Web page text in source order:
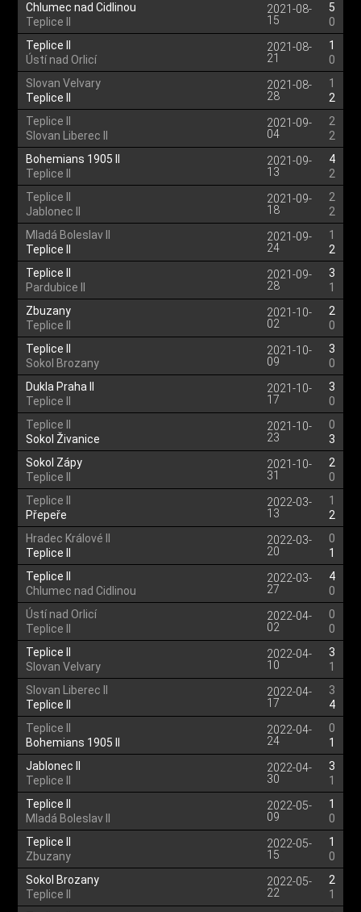
Chlumec nad Cidlinou
Teplice II
2021-08-
15
5
0
Teplice II
Ústí nad Orlicí
2021-08-
21
1
0
Slovan Velvary
Teplice II
2021-08-
28
1
2
Teplice II
Slovan Liberec II
2021-09-
04
2
2
Bohemians 1905 II
Teplice II
2021-09-
13
4
2
Teplice II
Jablonec II
2021-09-
18
2
2
Mladá Boleslav II
Teplice II
2021-09-
24
1
2
Teplice II
Pardubice II
2021-09-
28
3
1
Zbuzany
Teplice II
2021-10-
02
2
0
Teplice II
Sokol Brozany
2021-10-
09
3
0
Dukla Praha II
Teplice II
2021-10-
17
3
0
Teplice II
Sokol Živanice
2021-10-
23
0
3
Sokol Zápy
Teplice II
2021-10-
31
2
0
Teplice II
Přepeře
2022-03-
13
1
2
Hradec Králové II
Teplice II
2022-03-
20
0
1
Teplice II
Chlumec nad Cidlinou
2022-03-
27
4
0
Ústí nad Orlicí
Teplice II
2022-04-
02
0
0
Teplice II
Slovan Velvary
2022-04-
10
3
1
Slovan Liberec II
Teplice II
2022-04-
17
3
4
Teplice II
Bohemians 1905 II
2022-04-
24
0
1
Jablonec II
Teplice II
2022-04-
30
3
1
Teplice II
Mladá Boleslav II
2022-05-
09
1
0
Teplice II
Zbuzany
2022-05-
15
1
0
Sokol Brozany
Teplice II
2022-05-
22
2
1